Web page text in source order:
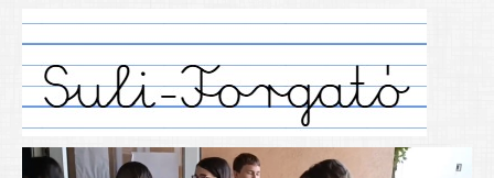
Nyitva tartás
SZÜLŐKNEK
Google Tanterem, Classroom - útmutató diákoknak